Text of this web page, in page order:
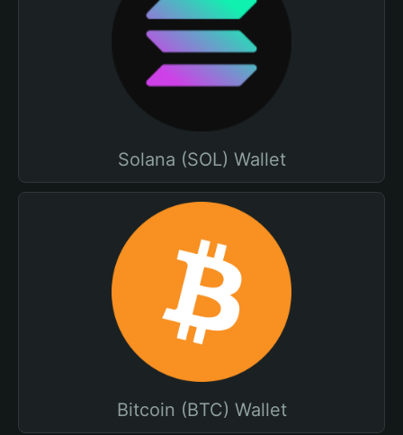
Solana (SOL) Wallet
Bitcoin (BTC) Wallet